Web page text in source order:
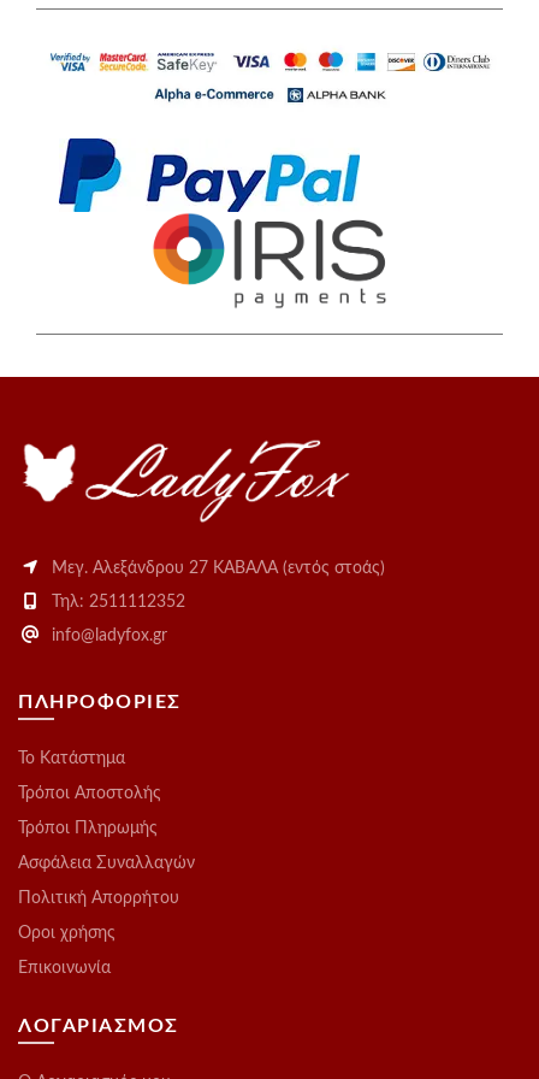
Μεγ. Αλεξάνδρου 27 ΚΑΒΑΛΑ (εντός στοάς)
Τηλ: 2511112352
info@ladyfox.gr
ΠΛΗΡΟΦΟΡΙΕΣ
Το Kατάστημα
Τρόποι Αποστολής
Τρόποι Πληρωμής
Ασφάλεια Συναλλαγών
Πολιτική Απορρήτου
Οροι χρήσης
Επικοινωνία
ΛΟΓΑΡΙΑΣΜΟΣ